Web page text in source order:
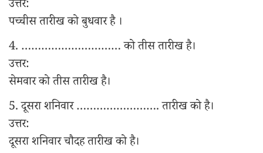
उत्तर:
पच्चीस तारीख को बुधवार है ।
4. ………………………… को तीस तारीख है।
उत्तर:
सेमवार को तीस तारीख है।
5. दूसरा शनिवार ……………………. तारीख को है।
उत्तर:
दूसरा शनिवार चौदह तारीख को है।